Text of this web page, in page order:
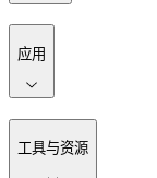
应用
工具与资源